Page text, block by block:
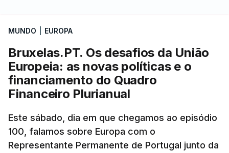
MUNDO EUROPA
Bruxelas.PT. Os desafios da União
Europeia: as novas políticas e o
financiamento do Quadro
Financeiro Plurianual
Este sábado, dia em que chegamos ao episódio
100, falamos sobre Europa com o
Representante Permanente de Portugal junto da